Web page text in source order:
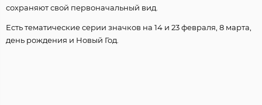
сохраняют свой первоначальный вид.
Есть тематические серии значков на 14 и 23 февраля, 8 марта,
день рождения и Новый Год.